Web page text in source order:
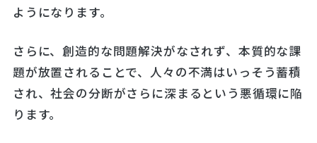
ようになります。
さらに、創造的な問題解決がなされず、本質的な課
題が放置されることで、人々の不満はいっそう蓄積
され、社会の分断がさらに深まるという悪循環に陥
ります。